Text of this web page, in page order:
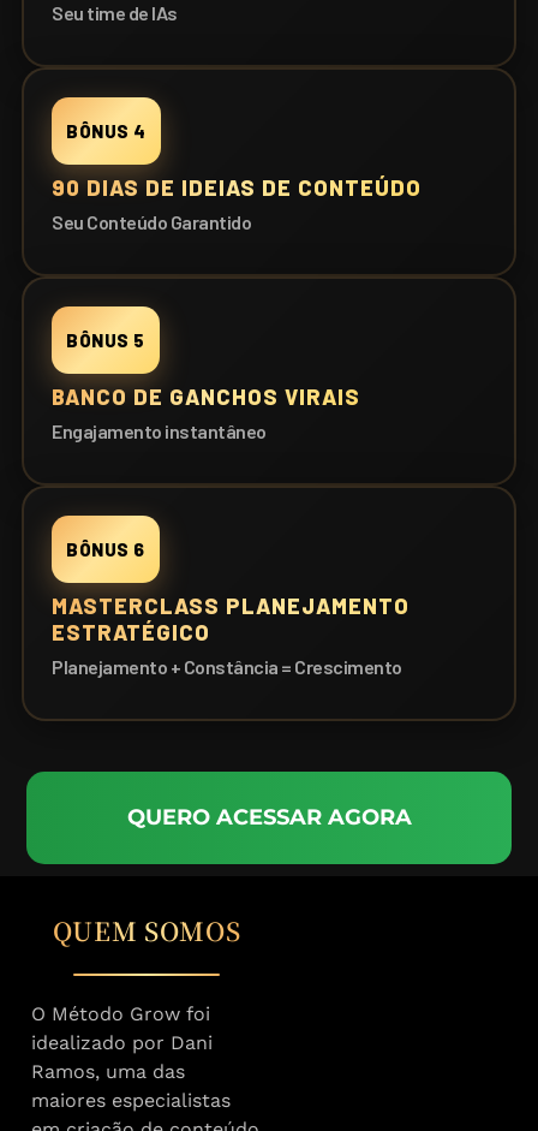
Seu time de IAs
BÔNUS 4
90 DIAS DE IDEIAS DE CONTEÚDO
Seu Conteúdo Garantido
BÔNUS 5
BANCO DE GANCHOS VIRAIS
Engajamento instantâneo
BÔNUS 6
MASTERCLASS PLANEJAMENTO
ESTRATÉGICO
Planejamento + Constância = Crescimento
QUERO ACESSAR AGORA
QUEM SOMOS
O Método Grow foi
idealizado por Dani
Ramos, uma das
maiores especialistas